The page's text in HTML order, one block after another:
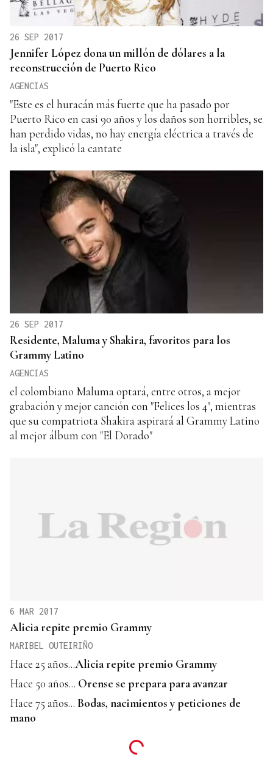
26 SEP 2017
Jennifer López dona un millón de dólares a la
reconstrucción de Puerto Rico
AGENCIAS
"Este es el huracán más fuerte que ha pasado por
Puerto Rico en casi 90 años y los daños son horribles, se
han perdido vidas, no hay energía eléctrica a través de
la isla", explicó la cantate
26 SEP 2017
Residente, Maluma y Shakira, favoritos para los
Grammy Latino
AGENCIAS
el colombiano Maluma optará, entre otros, a mejor
grabación y mejor canción con "Felices los 4", mientras
que su compatriota Shakira aspirará al Grammy Latino
al mejor álbum con "El Dorado"
6 MAR 2017
Alicia repite premio Grammy
MARIBEL OUTEIRIÑO
Hace 25 años...Alicia repite premio Grammy
Hace 50 años... Orense se prepara para avanzar
Hace 75 años... Bodas, nacimientos y peticiones de
mano